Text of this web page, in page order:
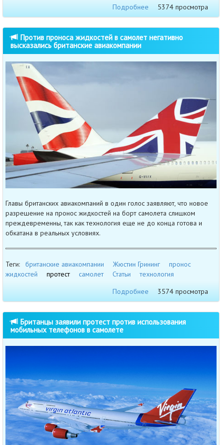
Подробнее
5374 просмотра
Против проноса жидкостей в самолет негативно
высказались британские авиакомпании
Главы британских авиакомпаний в один голос заявляют, что новое
разрешение на пронос жидкостей на борт самолета слишком
преждевременны, так как технология еще не до конца готова и
обкатана в реальных условиях.
Теги: британские авиакомпании Жюстин Грининг
пронос
жидкостей
протест самолет Статьи
технология
Подробнее
3574 просмотра
Британцы заявили протест против использования
мобильных телефонов в самолете